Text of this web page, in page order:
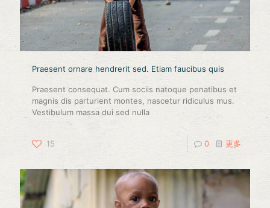
Praesent ornare hendrerit sed. Etiam faucibus quis
Praesent consequat. Cum sociis natoque penatibus et
magnis dis parturient montes, nascetur ridiculus mus.
Vestibulum massa dui sed nulla
15 0 更多